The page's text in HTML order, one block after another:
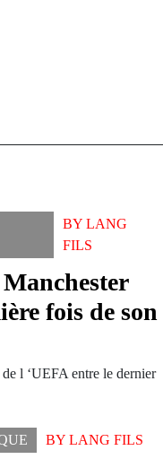
BYLANG
FILS
fois de son
l ‘UEFA entre le dernier
BYLANG FILS